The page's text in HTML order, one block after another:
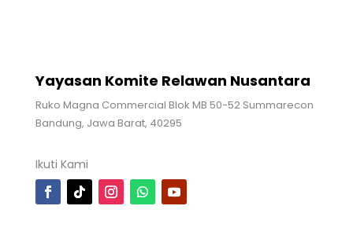
Yayasan Komite Relawan Nusantara
Ruko Magna Commercial Blok MB 50-52 Summarecon
Bandung, Jawa Barat, 40295
Ikuti Kami